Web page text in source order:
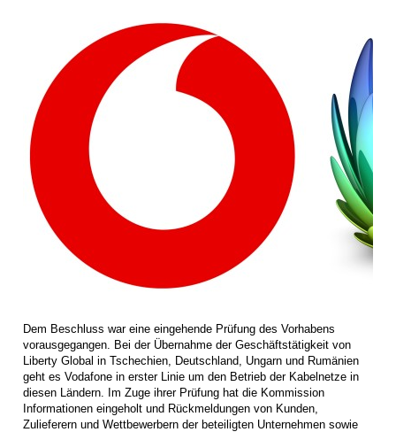
Dem Beschluss war eine eingehende Prüfung des Vorhabens
vorausgegangen. Bei der Übernahme der Geschäftstätigkeit von
Liberty Global in Tschechien, Deutschland, Ungarn und Rumänien
geht es Vodafone in erster Linie um den Betrieb der Kabelnetze in
diesen Ländern. Im Zuge ihrer Prüfung hat die Kommission
Informationen eingeholt und Rückmeldungen von Kunden,
Zulieferern und Wettbewerbern der beteiligten Unternehmen sowie